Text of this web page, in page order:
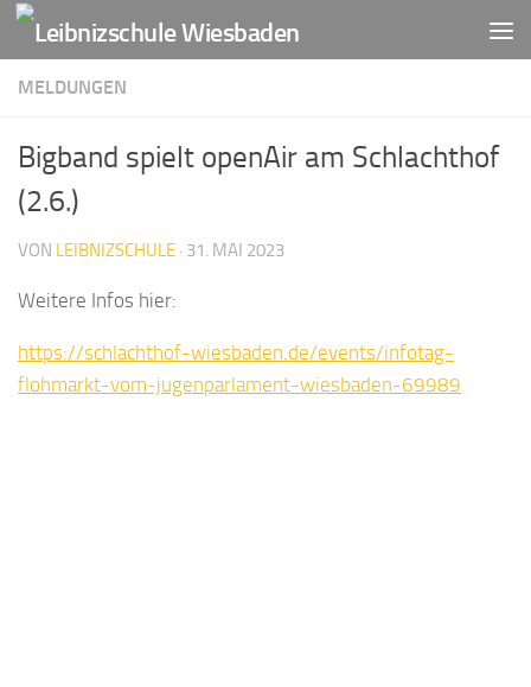
Zum Inhalt springen
MELDUNGEN
Bigband spielt openAir am Schlachthof
(2.6.)
VON LEIBNIZSCHULE · 31. MAI 2023
Weitere Infos hier:
https://schlachthof-wiesbaden.de/events/infotag-
flohmarkt-vom-jugenparlament-wiesbaden-69989